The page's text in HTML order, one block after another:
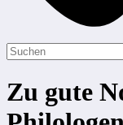
Zu gute